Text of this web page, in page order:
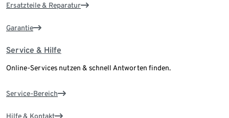
Ersatzteile & Reparatur
Garantie
Service & Hilfe
Online-Services nutzen & schnell Antworten finden.
Service-Bereich
Hilfe & Kontakt